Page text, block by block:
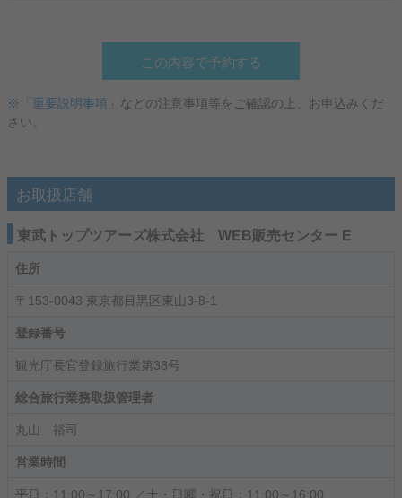
この内容で予約する
※「重要説明事項」 などの注意事項等をご確認の上、お申込みくだ
さい。
お取扱店舗
東武トップツアーズ株式会社 WEB販売センター E
住所
〒153-0043 東京都目黒区東山3-8-1
登録番号
観光庁長官登録旅行業第38号
総合旅行業務取扱管理者
丸山 裕司
営業時間
平日：11:00～17:00 ／土・日曜・祝日：11:00～16:00